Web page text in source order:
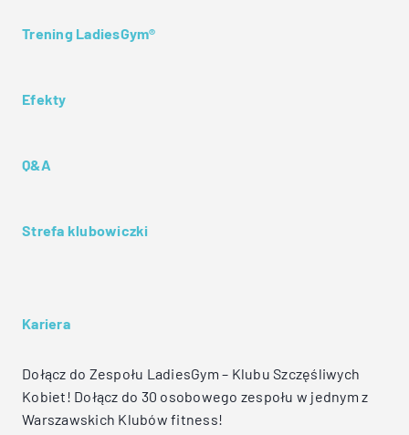
Trening LadiesGym®
Efekty
Q&A
Strefa klubowiczki
Kariera
Dołącz do Zespołu LadiesGym – Klubu Szczęśliwych
Kobiet! Dołącz do 30 osobowego zespołu w jednym z
Warszawskich Klubów fitness!